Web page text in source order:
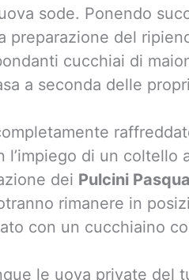
sode. Ponendo
preparazione del
cucchiai di
a seconda delle
l’impiego di un coltello
dei Pulcini
rimanere in
con un cucchiaino
le uova private del